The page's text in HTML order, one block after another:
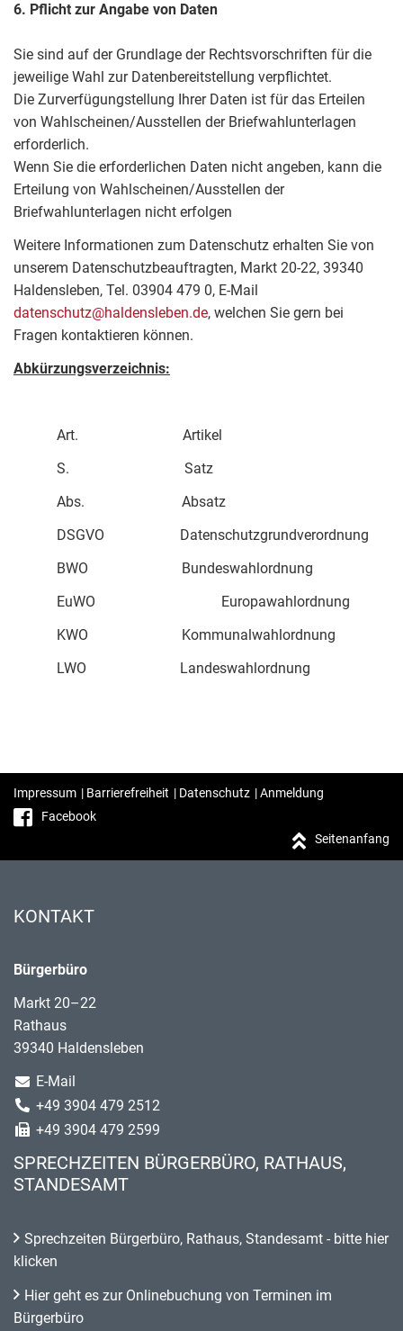
6. Pflicht zur Angabe von Daten
Sie sind auf der Grundlage der Rechtsvorschriften für die
jeweilige Wahl zur Datenbereitstellung verpflichtet.
Die Zurverfügungstellung Ihrer Daten ist für das Erteilen
von Wahlscheinen/Ausstellen der Briefwahlunterlagen
erforderlich.
Wenn Sie die erforderlichen Daten nicht angeben, kann die
Erteilung von Wahlscheinen/Ausstellen der
Briefwahlunterlagen nicht erfolgen
Weitere Informationen zum Datenschutz erhalten Sie von
unserem Datenschutzbeauftragten, Markt 20-22, 39340
Haldensleben, Tel. 03904 479 0, E-Mail
datenschutz@haldensleben.de, welchen Sie gern bei
Fragen kontaktieren können.
Abkürzungsverzeichnis:
Art. Artikel
S. Satz
Abs. Absatz
DSGVO Datenschutzgrundverordnung
BWO Bundeswahlordnung
EuWO Europawahlordnung
KWO Kommunalwahlordnung
LWO Landeswahlordnung
Impressum | Barrierefreiheit | Datenschutz |Anmeldung
Facebook
Seitenanfang
KONTAKT
Bürgerbüro
Markt 20–22
Rathaus
39340 Haldensleben
E-Mail
+49 3904 479 2512
+49 3904 479 2599
SPRECHZEITEN BÜRGERBÜRO, RATHAUS,
STANDESAMT
Sprechzeiten Bürgerbüro, Rathaus, Standesamt - bitte hier
klicken
Hier geht es zur Onlinebuchung von Terminen im
Bürgerbüro